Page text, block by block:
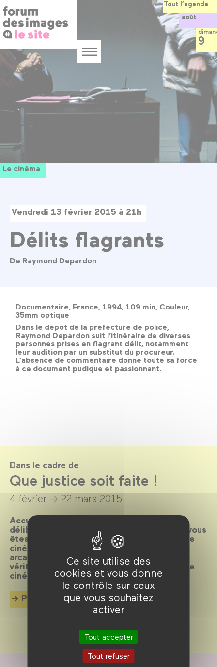
Ce site utilise des
cookies et vous donne
le contrôle sur ceux
que vous souhaitez
activer
Tout accepter
Tout refuser
au
contenu
principal
Menu
Le cinéma
Vendredi 13 février 2015 à 21h
Délits flagrants
De Raymond Depardon
Documentaire, France, 1994, 109 min, Couleur,
35mm optique
Dans le dépôt de la préfecture de police,
Raymond Depardon suit l’itinéraire de diverses
personnes prises en flagrant délit, notamment
leur audition par un substitut du procureur.
L’absence de commentaire donne toute sa force
à ce document pudique et passionnant.
Dans le cadre de
Que justice soit faite !
4 février → 22 mars 2015
Accusés spectateurs, levez-vous ! Après
délibération du jury, le verdict est tombé : vous
êtes déclarés coupables de flagrant délit de
cinéphilie et condamnés à plonger dans les
arcanes de la machine judiciaire. Toute la
vérité, rien que la vérité en 80 plaidoyers de
cinéma.
Plus d'info
Tout l’agenda
août
9